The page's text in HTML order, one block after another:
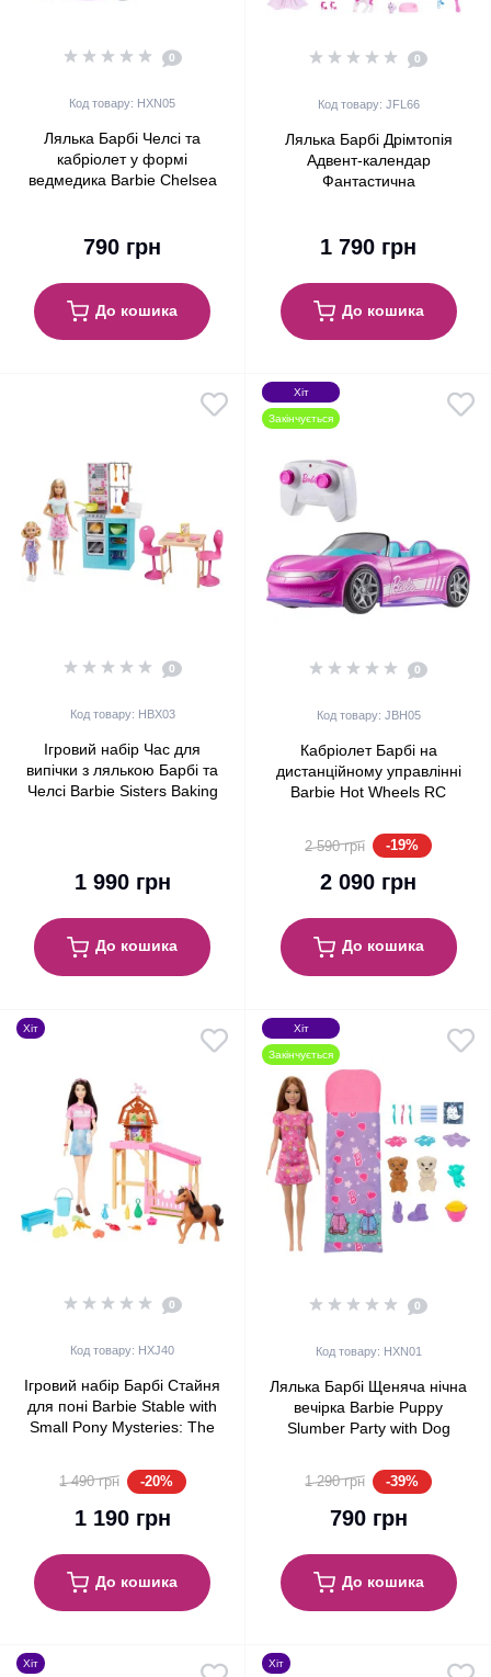
0
Код товару: HXN05
Лялька Барбі Челсі та
кабріолет у формі
ведмедика Barbie Chelsea
790 грн
До кошика
0
Код товару: JFL66
Лялька Барбі Дрімтопія
Адвент-календар
Фантастична
Calendar 2025 (JFL66)
1 790 грн
До кошика
0
Код товару: HBX03
Ігровий набір Час для
випічки з лялькою Барбі та
Челсі Barbie Sisters Baking
1 990 грн
До кошика
Хіт
Закінчується
0
Код товару: JBH05
Кабріолет Барбі на
дистанційному управлінні
Barbie Hot Wheels RC
Convertible (JBH05)
2 590 грн -19%
2 090 грн
До кошика
Хіт
0
Код товару: HXJ40
Ігровий набір Барбі Стайня
для поні Barbie Stable with
Small Pony Mysteries: The
1 490 грн -20%
1 190 грн
До кошика
Хіт
Закінчується
0
Код товару: HXN01
Лялька Барбі Щеняча нічна
вечірка Barbie Puppy
Slumber Party with Dog
1 290 грн
-39%
790 грн
До кошика
Хіт Хіт